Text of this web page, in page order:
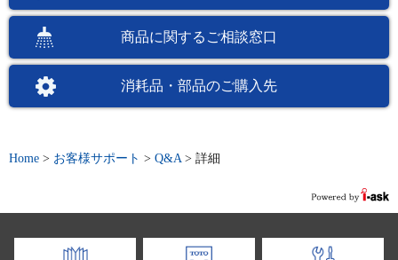
商品に関するご相談窓口
消耗品・部品のご購入先
Home > お客様サポート > Q&A > 詳細